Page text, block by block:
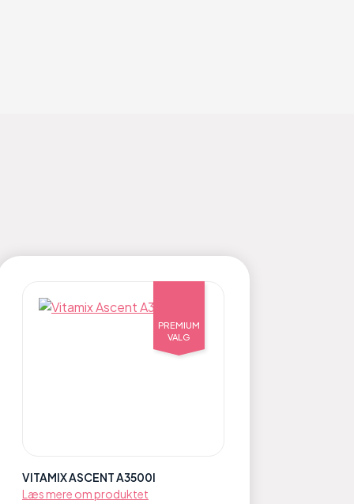
PREMIUM
VALG
VITAMIX ASCENT A3500I
Læs mere om produktet